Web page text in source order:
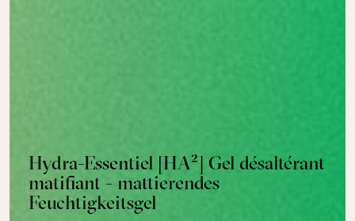
Hydra-Essentiel [HA²] Gel désaltérant
matifiant - mattierendes
Feuchtigkeitsgel